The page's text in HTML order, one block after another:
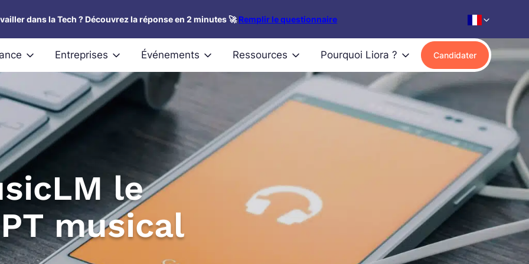
dans la Tech ? Découvrez la réponse en 2 minutes 🚀Remplir le questionnaire
Entreprises Événements Ressources Pourquoi Liora ? Candidater
le
musical